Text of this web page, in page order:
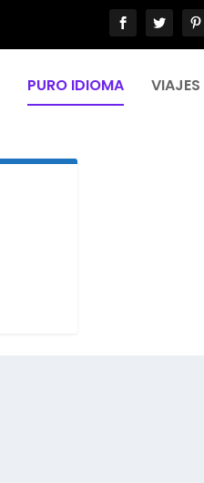
PURO IDIOMA VIAJES